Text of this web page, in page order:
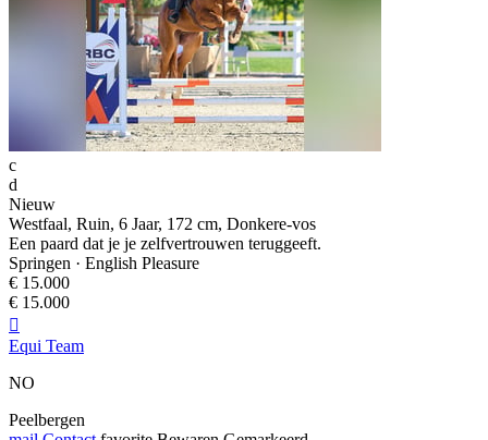
c
d
Nieuw
Westfaal, Ruin, 6 Jaar, 172 cm, Donkere-vos
Een paard dat je je zelfvertrouwen teruggeeft.
Springen · English Pleasure
€ 15.000
€ 15.000

Equi Team
NO
Peelbergen